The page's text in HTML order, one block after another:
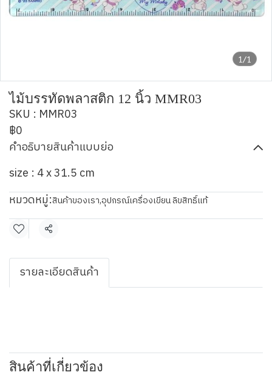
1/1
ไม้บรรทัดพลาสติก 12 นิ้ว MMR03
SKU : MMR03
฿0
คำอธิบายสินค้าแบบย่อ
size : 4 x 31.5 cm
หมวดหมู่:สินค้าของเรา,อุปกรณ์เครื่องเขียน ลิขสิทธิ์แท้
แชร์
รายละเอียดสินค้า
สินค้าที่เกี่ยวข้อง